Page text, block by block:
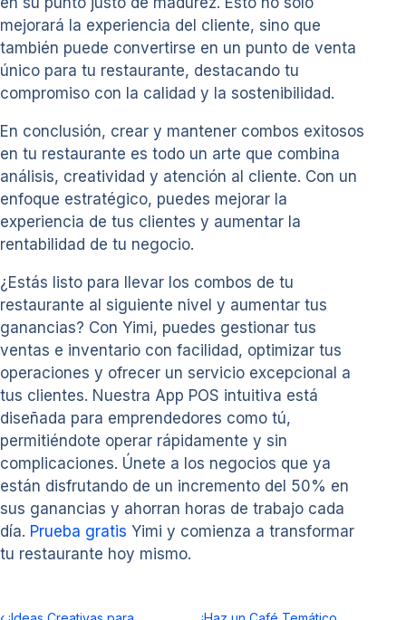
mejorará la experiencia del cliente, sino que
también puede convertirse en un punto de venta
único para tu restaurante, destacando tu
compromiso con la calidad y la sostenibilidad.
En conclusión, crear y mantener combos exitosos
en tu restaurante es todo un arte que combina
análisis, creatividad y atención al cliente. Con un
enfoque estratégico, puedes mejorar la
experiencia de tus clientes y aumentar la
rentabilidad de tu negocio.
¿Estás listo para llevar los combos de tu
restaurante al siguiente nivel y aumentar tus
ganancias? Con Yimi, puedes gestionar tus
ventas e inventario con facilidad, optimizar tus
operaciones y ofrecer un servicio excepcional a
tus clientes. Nuestra App POS intuitiva está
diseñada para emprendedores como tú,
permitiéndote operar rápidamente y sin
complicaciones. Únete a los negocios que ya
están disfrutando de un incremento del 50% en
sus ganancias y ahorran horas de trabajo cada
día. Prueba gratis Yimi y comienza a transformar
tu restaurante hoy mismo.